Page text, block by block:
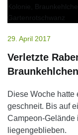
29. April 2017
Verletzte
Diese Woche hatte
geschneit. Bis auf
Campeon-Gelände
liegengeblieben.